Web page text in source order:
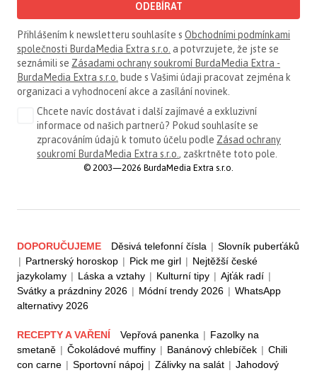
ODEBÍRAT
Přihlášením k newsletteru souhlasíte s Obchodními podmínkami
společnosti BurdaMedia Extra s.r.o. a potvrzujete, že jste se
seznámili se Zásadami ochrany soukromí BurdaMedia Extra -
BurdaMedia Extra s.r.o. bude s Vašimi údaji pracovat zejména k
organizaci a vyhodnocení akce a zasílání novinek.
Chcete navíc dostávat i další zajímavé a exkluzivní
informace od našich partnerů? Pokud souhlasíte se
zpracováním údajů k tomuto účelu podle Zásad ochrany
soukromí BurdaMedia Extra s.r.o. , zaškrtněte toto pole.
© 2003—2026 BurdaMedia Extra s.r.o.
DOPORUČUJEME Děsivá telefonní čísla | Slovník puberťáků
| Partnerský horoskop | Pick me girl | Nejtěžší české
jazykolamy | Láska a vztahy | Kulturní tipy | Ajťák radí |
Svátky a prázdniny 2026 | Módní trendy 2026 | WhatsApp
alternativy 2026
RECEPTY A VAŘENÍ Vepřová panenka | Fazolky na
smetaně | Čokoládové muffiny | Banánový chlebíček | Chili
con carne | Sportovní nápoj | Zálivky na salát | Jahodový